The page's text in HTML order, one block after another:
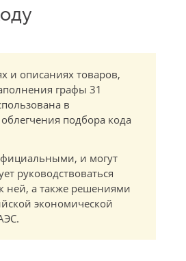
и описаниях товаров,
графы 31
в
подбора кода
и могут
руководствоваться
ней, а также решениями
экономической